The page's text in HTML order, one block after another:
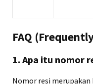
FAQ
1. Apa itu nomor
Nomor resi